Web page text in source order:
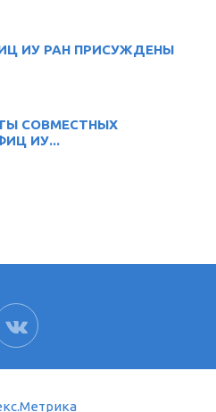
ИУ РАН ПРИСУЖДЕНЫ
СОВМЕСТНЫХ
ИУ...
ВК